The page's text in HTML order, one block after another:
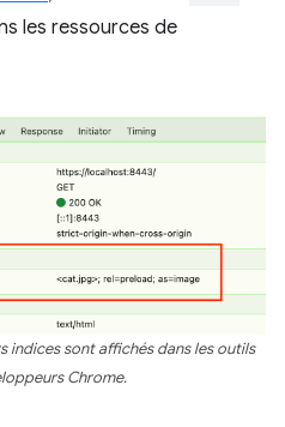
les ressources de
indices sont affichés dans les outils
Chrome.